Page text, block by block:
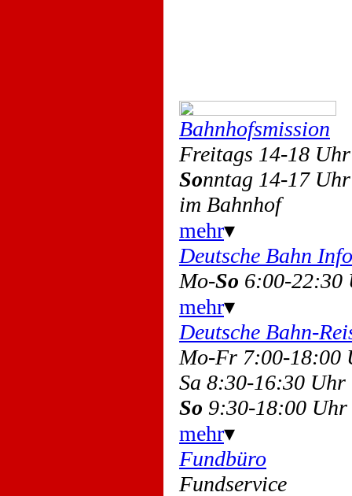
Bahnhofsmission
Freitags 14-18
Sonntag 14-17
im Bahnhof
mehr▾
Deutsche Bahn
Mo-So 6:00-22:30
mehr▾
Deutsche Bahn-
Mo-Fr 7:00-
Sa 8:30-16:30
So 9:30-18:00 Uhr
mehr▾
Fundbüro
Fundservice